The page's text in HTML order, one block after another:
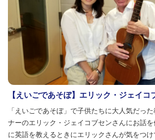
【えいごであそぼ】エリック・ジェイコ
「えいごであそぼ」で子供たちに大人気だっ
ナーのエリック・ジェイコブセンさんにお話
に英語を教えるときにエリックさんが気をつ